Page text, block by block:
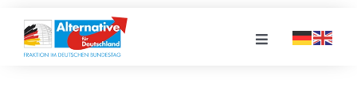
Inhalt
springen
Toggle